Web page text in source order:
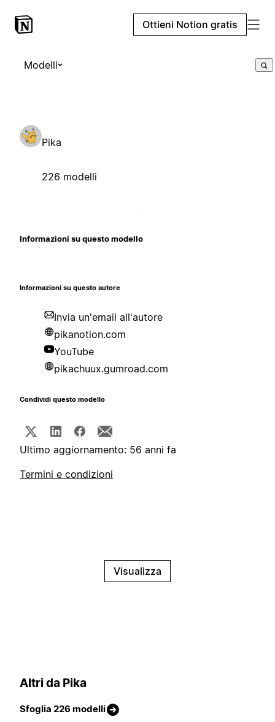
Ottieni Notion gratis
Modelli
Pika
226 modelli
Informazioni su questo modello
Informazioni su questo autore
Invia un'email all'autore
pikanotion.com
YouTube
pikachuux.gumroad.com
Condividi questo modello
Ultimo aggiornamento: 56 anni fa
Termini e condizioni
Visualizza
Altri da Pika
Sfoglia 226 modelli